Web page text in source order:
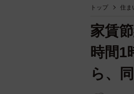
トップ 住ま
家賃
時間1
ら、